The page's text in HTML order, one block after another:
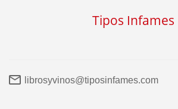
Tipos Infames
librosyvinos@tiposinfames.com